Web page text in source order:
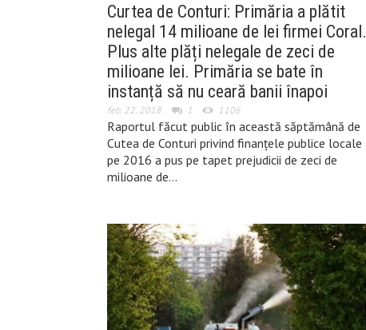
Curtea de Conturi: Primăria a plătit
nelegal 14 milioane de lei firmei Coral.
Plus alte plăți nelegale de zeci de
milioane lei. Primăria se bate în
instanță să nu ceară banii înapoi
feb. 22, 2018 1 1106
Raportul făcut public în această săptămână de
Cutea de Conturi privind finanțele publice locale
pe 2016 a pus pe tapet prejudicii de zeci de
milioane de…